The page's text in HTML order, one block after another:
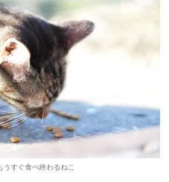
うすぐ食べ終わるねこ